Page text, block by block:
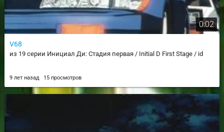
0:02
V68
из 19 серии Инициал Ди: Стадия первая / Initial D First Stage / id
9 лет назад 15 просмотров